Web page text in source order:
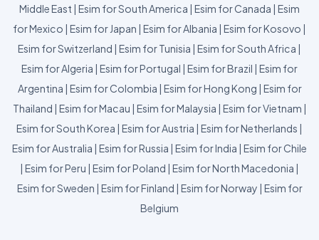
Middle East | Esim for South America | Esim for Canada | Esim
for Mexico | Esim for Japan | Esim for Albania | Esim for Kosovo |
Esim for Switzerland | Esim for Tunisia | Esim for South Africa |
Esim for Algeria | Esim for Portugal | Esim for Brazil | Esim for
Argentina | Esim for Colombia | Esim for Hong Kong | Esim for
Thailand | Esim for Macau | Esim for Malaysia | Esim for Vietnam |
Esim for South Korea | Esim for Austria | Esim for Netherlands |
Esim for Australia | Esim for Russia | Esim for India | Esim for Chile
| Esim for Peru | Esim for Poland | Esim for North Macedonia |
Esim for Sweden | Esim for Finland | Esim for Norway | Esim for
Belgium